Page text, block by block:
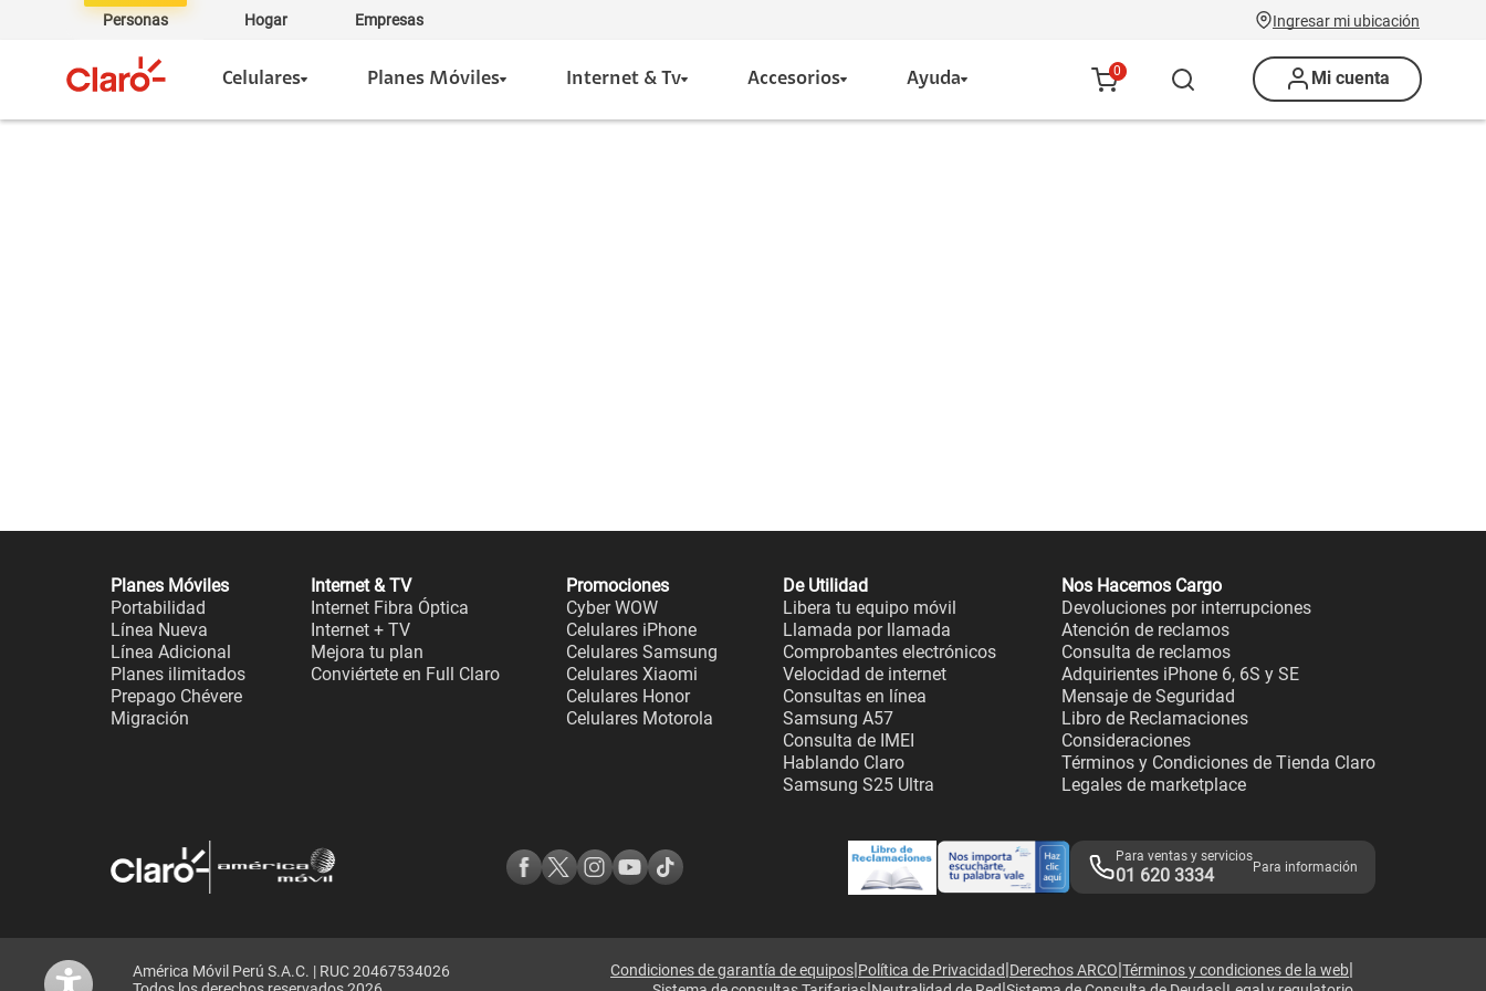
Personas Hogar Empresas Ingresar mi ubicación
Celulares Planes Móviles Internet & Tv Accesorios Ayuda 0 Mi cuenta
Planes Móviles
Portabilidad
Línea Nueva
Línea Adicional
Planes ilimitados
Prepago Chévere
Migración
Internet & TV
Internet Fibra Óptica
Internet + TV
Mejora tu plan
Conviértete en Full Claro
Promociones
Cyber WOW
Celulares iPhone
Celulares Samsung
Celulares Xiaomi
Celulares Honor
Celulares Motorola
De Utilidad
Libera tu equipo móvil
Llamada por llamada
Comprobantes electrónicos
Velocidad de internet
Consultas en línea
Samsung A57
Consulta de IMEI
Hablando Claro
Samsung S25 Ultra
Nos Hacemos Cargo
Devoluciones por interrupciones
Atención de reclamos
Consulta de reclamos
Adquirientes iPhone 6, 6S y SE
Mensaje de Seguridad
Libro de Reclamaciones
Consideraciones
Términos y Condiciones de Tienda Claro
Legales de marketplace
Para ventas y servicios
01 620 3334 Para información
América Móvil Perú S.A.C. | RUC 20467534026
Condiciones de garantía de equipos|Política de Privacidad|Derechos ARCO|Términos y condiciones de la web|